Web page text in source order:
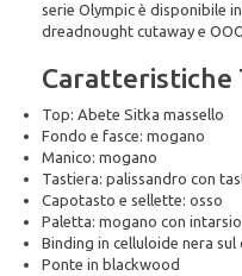
serie Olympic è disponibile
dreadnought cutaway e
Caratteristiche
Top: Abete Sitka massello
Fondo e fasce: mogano
Manico: mogano
Tastiera: palissandro con
Capotasto e sellette: osso
Paletta: mogano con
Binding in celluloide nera sul
Ponte in blackwood